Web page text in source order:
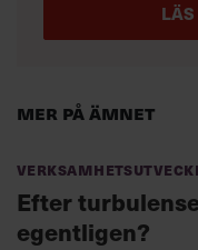
Mer på ämnet
Efter
egentligen?